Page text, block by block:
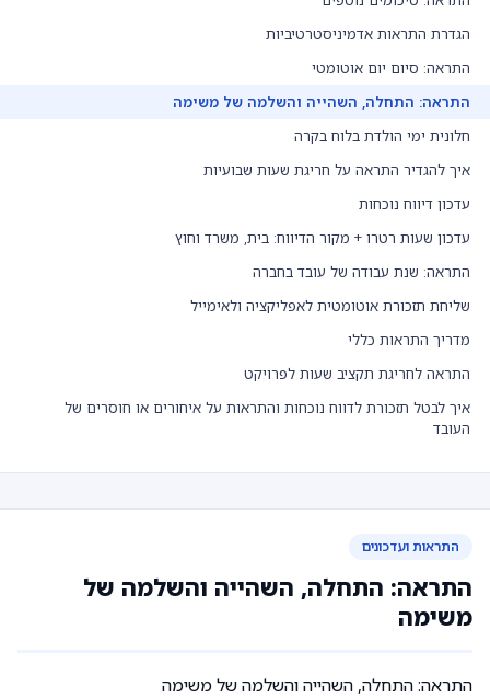
הגדרת התראות אדמיניסטרטיביות
התראה: סיום יום אוטומטי
התראה: התחלה, השהייה והשלמה של משימה
חלונית ימי הולדת בלוח בקרה
איך להגדיר התראה על חריגת שעות שבועיות
עדכון דיווח נוכחות
עדכון שעות רטרו + מקור הדיווח: בית, משרד וחוץ
התראה: שנת עבודה של עובד בחברה
שליחת תזכורת אוטומטית לאפליקציה ולאימייל
מדריך התראות כללי
התראה לחריגת תקציב שעות לפרויקט
איך לבטל תזכורת לדווח נוכחות והתראות על איחורים או חוסרים של
העובד
התראות ועדכונים
התראה: התחלה, השהייה והשלמה של
משימה
התראה: התחלה, השהייה והשלמה של משימה